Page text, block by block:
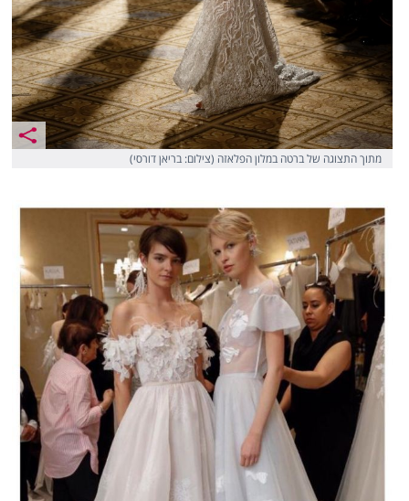
מתוך התצוגה של ברטה במלון הפלאזה (צילום: בריאן דורסי)